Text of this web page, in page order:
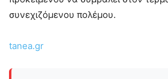
συνεχιζόμενου πολέμου.
tanea.gr